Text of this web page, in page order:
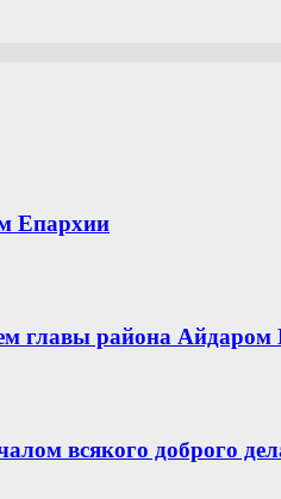
Епархии
главы района
всякого доброго